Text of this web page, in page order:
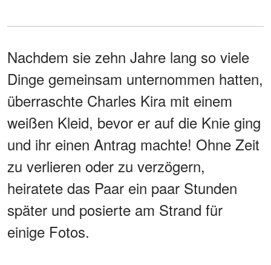
Nachdem sie zehn Jahre lang so viele
Dinge gemeinsam unternommen hatten,
überraschte Charles Kira mit einem
weißen Kleid, bevor er auf die Knie ging
und ihr einen Antrag machte! Ohne Zeit
zu verlieren oder zu verzögern,
heiratete das Paar ein paar Stunden
später und posierte am Strand für
einige Fotos.